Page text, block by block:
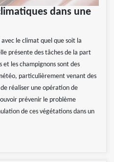
dans une
le climat quel que soit la
présente des tâches de la part
et les champignons sont des
particulièrement venant des
réaliser une opération de
prévenir le problème
de ces végétations dans un